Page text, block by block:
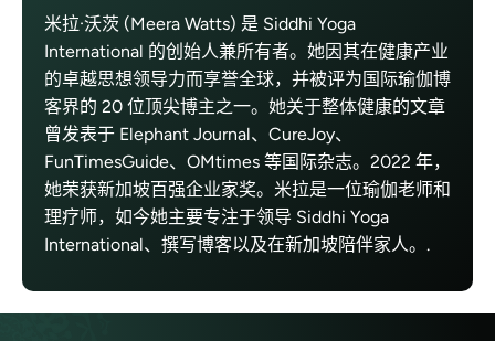
米拉·沃茨 (Meera Watts) 是 Siddhi Yoga
International 的创始人兼所有者。她因其在健康产业
的卓越思想领导力而享誉全球，并被评为国际瑜伽博
客界的 20 位顶尖博主之一。她关于整体健康的文章
曾发表于 Elephant Journal、CureJoy、
FunTimesGuide、OMtimes 等国际杂志。2022 年，
她荣获新加坡百强企业家奖。米拉是一位瑜伽老师和
理疗师，如今她主要专注于领导 Siddhi Yoga
International、撰写博客以及在新加坡陪伴家人。.